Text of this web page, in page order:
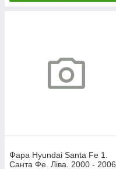
Фара Hyundai Santa Fe 1.
Санта Фе. Ліва. 2000 - 2006.